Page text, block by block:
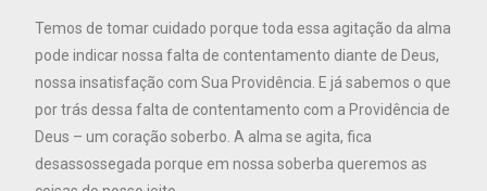
Temos de tomar cuidado porque toda essa agitação da alma
pode indicar nossa falta de contentamento diante de Deus,
nossa insatisfação com Sua Providência. E já sabemos o que
por trás dessa falta de contentamento com a Providência de
Deus – um coração soberbo. A alma se agita, fica
desassossegada porque em nossa soberba queremos as